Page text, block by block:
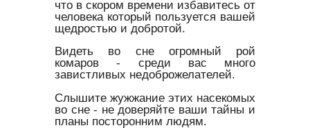
что в скором времени избавитесь от
человека который пользуется вашей
щедростью и добротой.
Видеть во сне огромный рой
комаров - среди вас много
завистливых недоброжелателей.
Слышите жужжание этих насекомых
во сне - не доверяйте ваши тайны и
планы посторонним людям.